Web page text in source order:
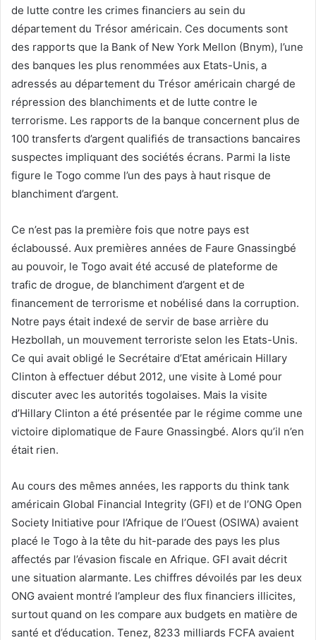
de lutte contre les crimes financiers au sein du
département du Trésor américain. Ces documents sont
des rapports que la Bank of New York Mellon (Bnym), l’une
des banques les plus renommées aux Etats-Unis, a
adressés au département du Trésor américain chargé de
répression des blanchiments et de lutte contre le
terrorisme. Les rapports de la banque concernent plus de
100 transferts d’argent qualifiés de transactions bancaires
suspectes impliquant des sociétés écrans. Parmi la liste
figure le Togo comme l’un des pays à haut risque de
blanchiment d’argent.
Ce n’est pas la première fois que notre pays est
éclaboussé. Aux premières années de Faure Gnassingbé
au pouvoir, le Togo avait été accusé de plateforme de
trafic de drogue, de blanchiment d’argent et de
financement de terrorisme et nobélisé dans la corruption.
Notre pays était indexé de servir de base arrière du
Hezbollah, un mouvement terroriste selon les Etats-Unis.
Ce qui avait obligé le Secrétaire d’Etat américain Hillary
Clinton à effectuer début 2012, une visite à Lomé pour
discuter avec les autorités togolaises. Mais la visite
d’Hillary Clinton a été présentée par le régime comme une
victoire diplomatique de Faure Gnassingbé. Alors qu’il n’en
était rien.
Au cours des mêmes années, les rapports du think tank
américain Global Financial Integrity (GFI) et de l’ONG Open
Society Initiative pour l’Afrique de l’Ouest (OSIWA) avaient
placé le Togo à la tête du hit-parade des pays les plus
affectés par l’évasion fiscale en Afrique. GFI avait décrit
une situation alarmante. Les chiffres dévoilés par les deux
ONG avaient montré l’ampleur des flux financiers illicites,
surtout quand on les compare aux budgets en matière de
santé et d’éducation. Tenez, 8233 milliards FCFA avaient